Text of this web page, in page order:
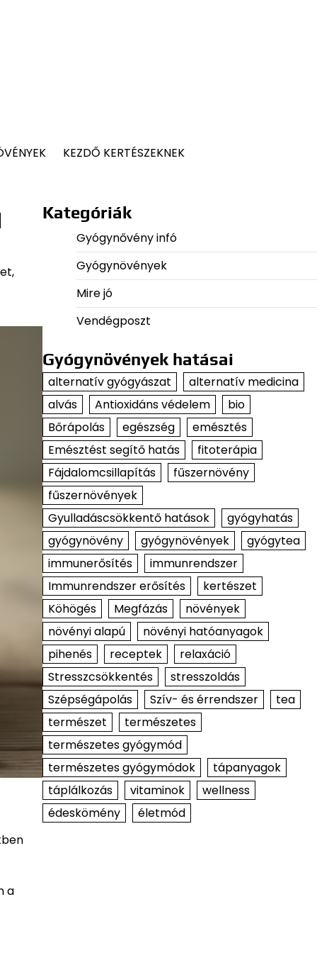
KEZDŐ KERTÉSZEKNEK
a
Kategóriák
Gyógynővény infó
Gyógynövények
Mire jó
Vendégposzt
Gyógynövények hatásai
alternatív gyógyászat
alternatív medicina
alvás
Antioxidáns védelem
bio
Bőrápolás
egészség
emésztés
Emésztést segítő hatás
fitoterápia
Fájdalomcsillapítás
fűszernövény
fűszernövények
Gyulladáscsökkentő hatások
gyógyhatás
gyógynövény
gyógynövények
gyógytea
immunerősítés
immunrendszer
Immunrendszer erősítés
kertészet
Köhögés
Megfázás
növények
növényi alapú
növényi hatóanyagok
pihenés
receptek
relaxáció
Stresszcsökkentés
stresszoldás
Szépségápolás
Szív- és érrendszer
tea
természet
természetes
természetes gyógymód
természetes gyógymódok
tápanyagok
táplálkozás
vitaminok
wellness
édeskömény
életmód